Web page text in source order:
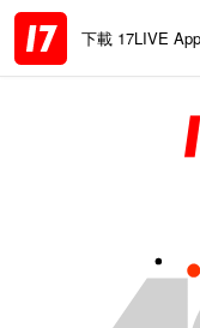
下載 17LIVE